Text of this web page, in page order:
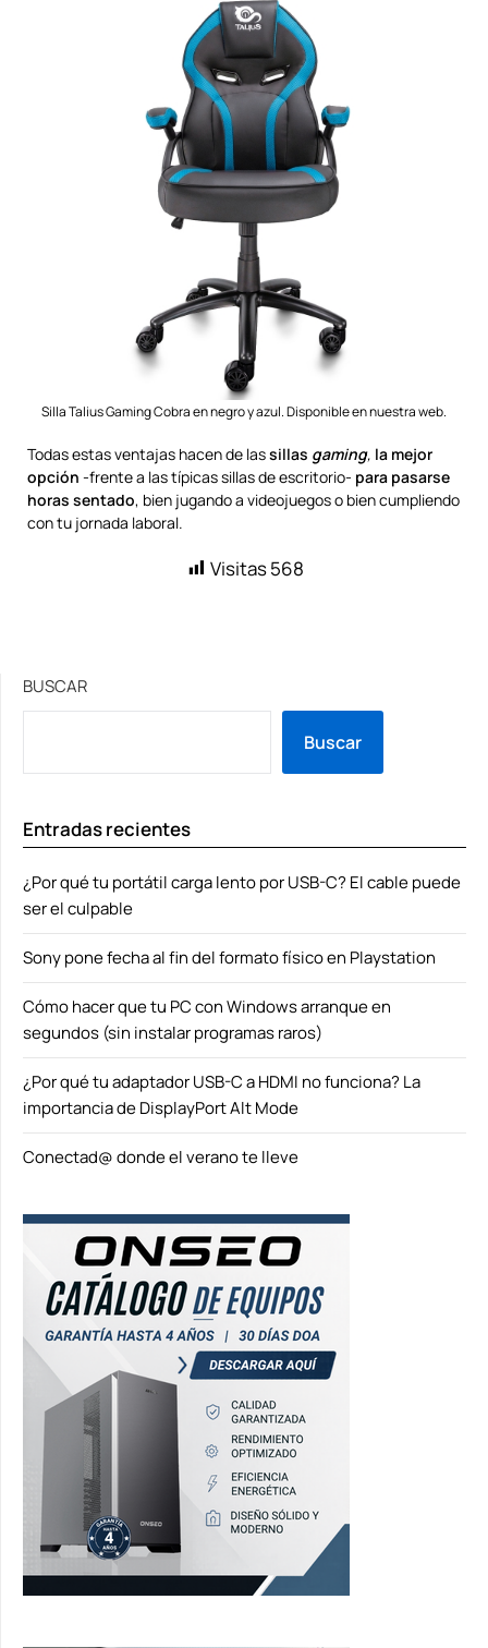
Silla Talius Gaming Cobra en negro y azul. Disponible en nuestra web.
Todas estas ventajas hacen de lassillas gaming, la mejor
opción -frente a las típicas sillas de escritorio- para pasarse
horas sentado, bien jugando a videojuegos o bien cumpliendo
con tu jornada laboral.
Visitas568
BUSCAR
Buscar
Entradas recientes
¿Por qué tu portátil carga lento por USB-C? El cable puede
ser el culpable
Sony pone fecha al fin del formato físico en Playstation
Cómo hacer que tu PC con Windows arranque en
segundos (sin instalar programas raros)
¿Por qué tu adaptador USB-C a HDMI no funciona? La
importancia de DisplayPort Alt Mode
Conectad@ donde el verano te lleve